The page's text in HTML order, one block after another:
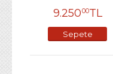
9.25000TL
Sepete